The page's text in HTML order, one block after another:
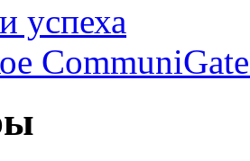
успеха